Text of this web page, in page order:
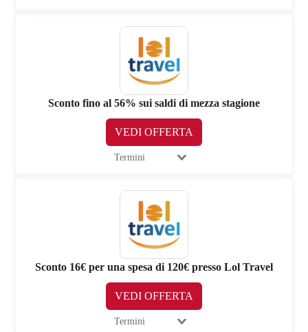
Sconto fino al 56% sui saldi di mezza stagione
VEDI OFFERTA
Termini
Sconto 16€ per una spesa di 120€ presso Lol Travel
VEDI OFFERTA
Termini